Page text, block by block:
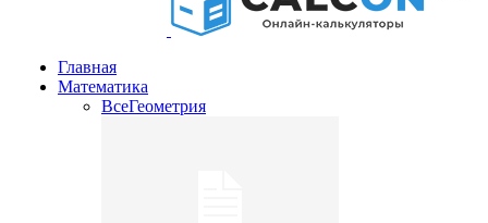
Главная
Математика
ВсеГеометрия